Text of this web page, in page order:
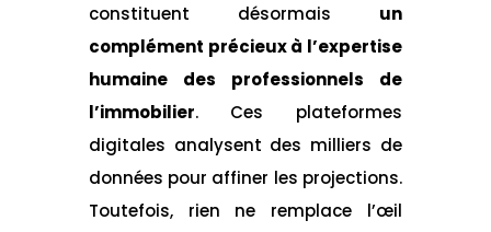
constituent désormais un
complément précieux à l’expertise
humaine des professionnels de
l’immobilier. Ces plateformes
digitales analysent des milliers de
données pour affiner les projections.
Toutefois, rien ne remplace l’œil